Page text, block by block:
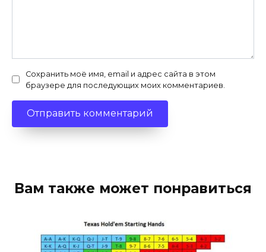
Сохранить моё имя, email и адрес сайта в этом
браузере для последующих моих комментариев.
Вам также может понравиться